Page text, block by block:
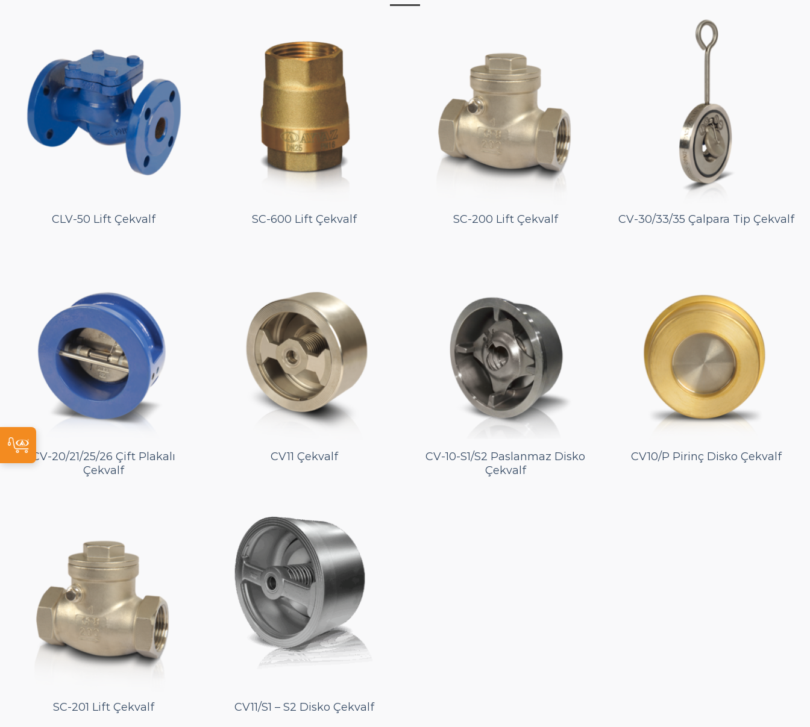
CLV-50 Lift Çekvalf SC-600 Lift Çekvalf SC-200 Lift Çekvalf CV-30/33/35 Çalpara Tip Çekvalf
CV-20/21/25/26 Çift Plakalı
Çekvalf
CV11 Çekvalf
CV-10-S1/S2 Paslanmaz Disko
Çekvalf
CV10/P Pirinç Disko Çekvalf
SC-201 Lift Çekvalf CV11/S1 – S2 Disko Çekvalf